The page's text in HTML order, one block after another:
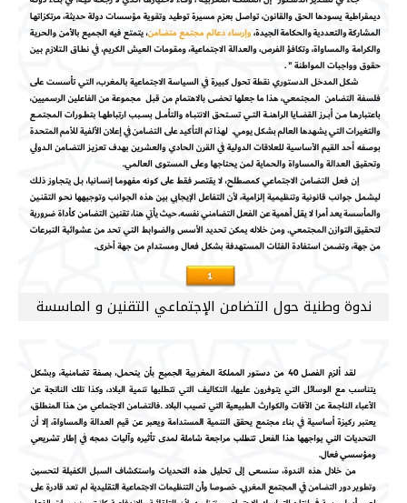
ندوة وطنية حول التضامن الإجتماعي التقنين و الماسسة